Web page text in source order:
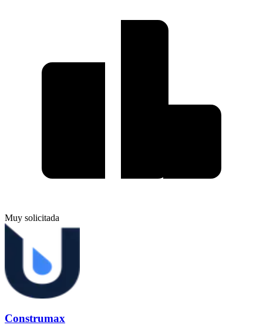
Muy solicitada
Construmax